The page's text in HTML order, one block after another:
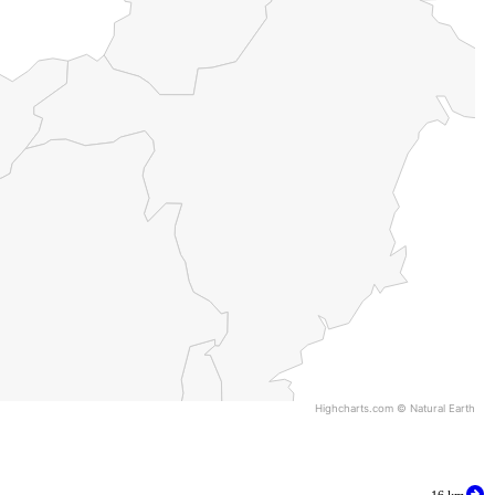
Highcharts.com © Natural Earth